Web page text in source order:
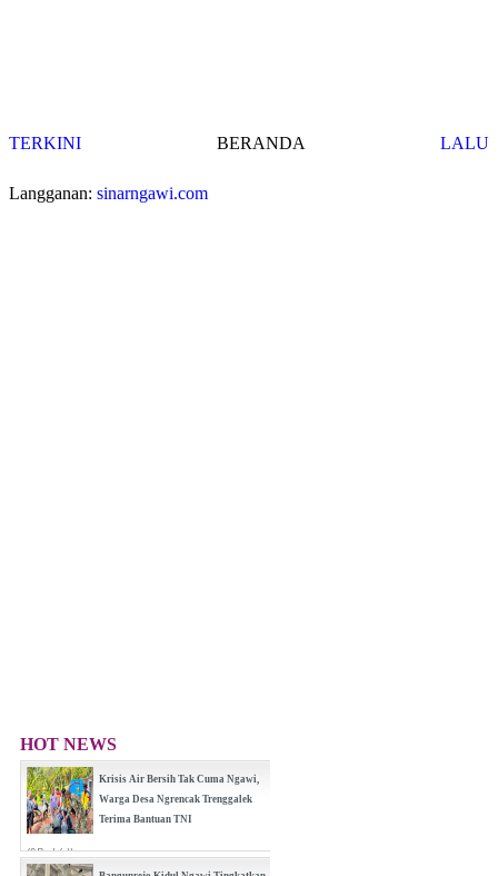
TERKINI LALU
BERANDA
Langganan: sinarngawi.com
HOT NEWS
Krisis Air Bersih Tak Cuma Ngawi,
Warga Desa Ngrencak Trenggalek
Terima Bantuan TNI
(0 Reply(s))